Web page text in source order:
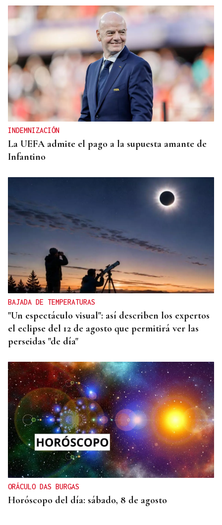
INDEMNIZACIÓN
La UEFA admite el pago a la supuesta amante de
Infantino
BAJADA DE TEMPERATURAS
"Un espectáculo visual": así describen los expertos
el eclipse del 12 de agosto que permitirá ver las
perseidas "de día"
ORÁCULO DAS BURGAS
Horóscopo del día: sábado, 8 de agosto